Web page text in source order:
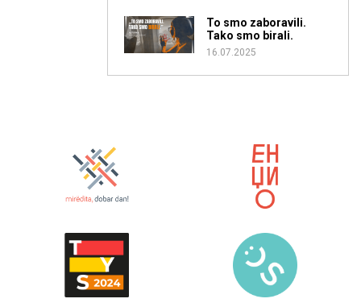
To smo zaboravili.
Tako smo birali.
16.07.2025